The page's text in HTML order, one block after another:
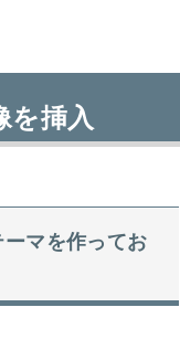
を挿入
マを作ってお